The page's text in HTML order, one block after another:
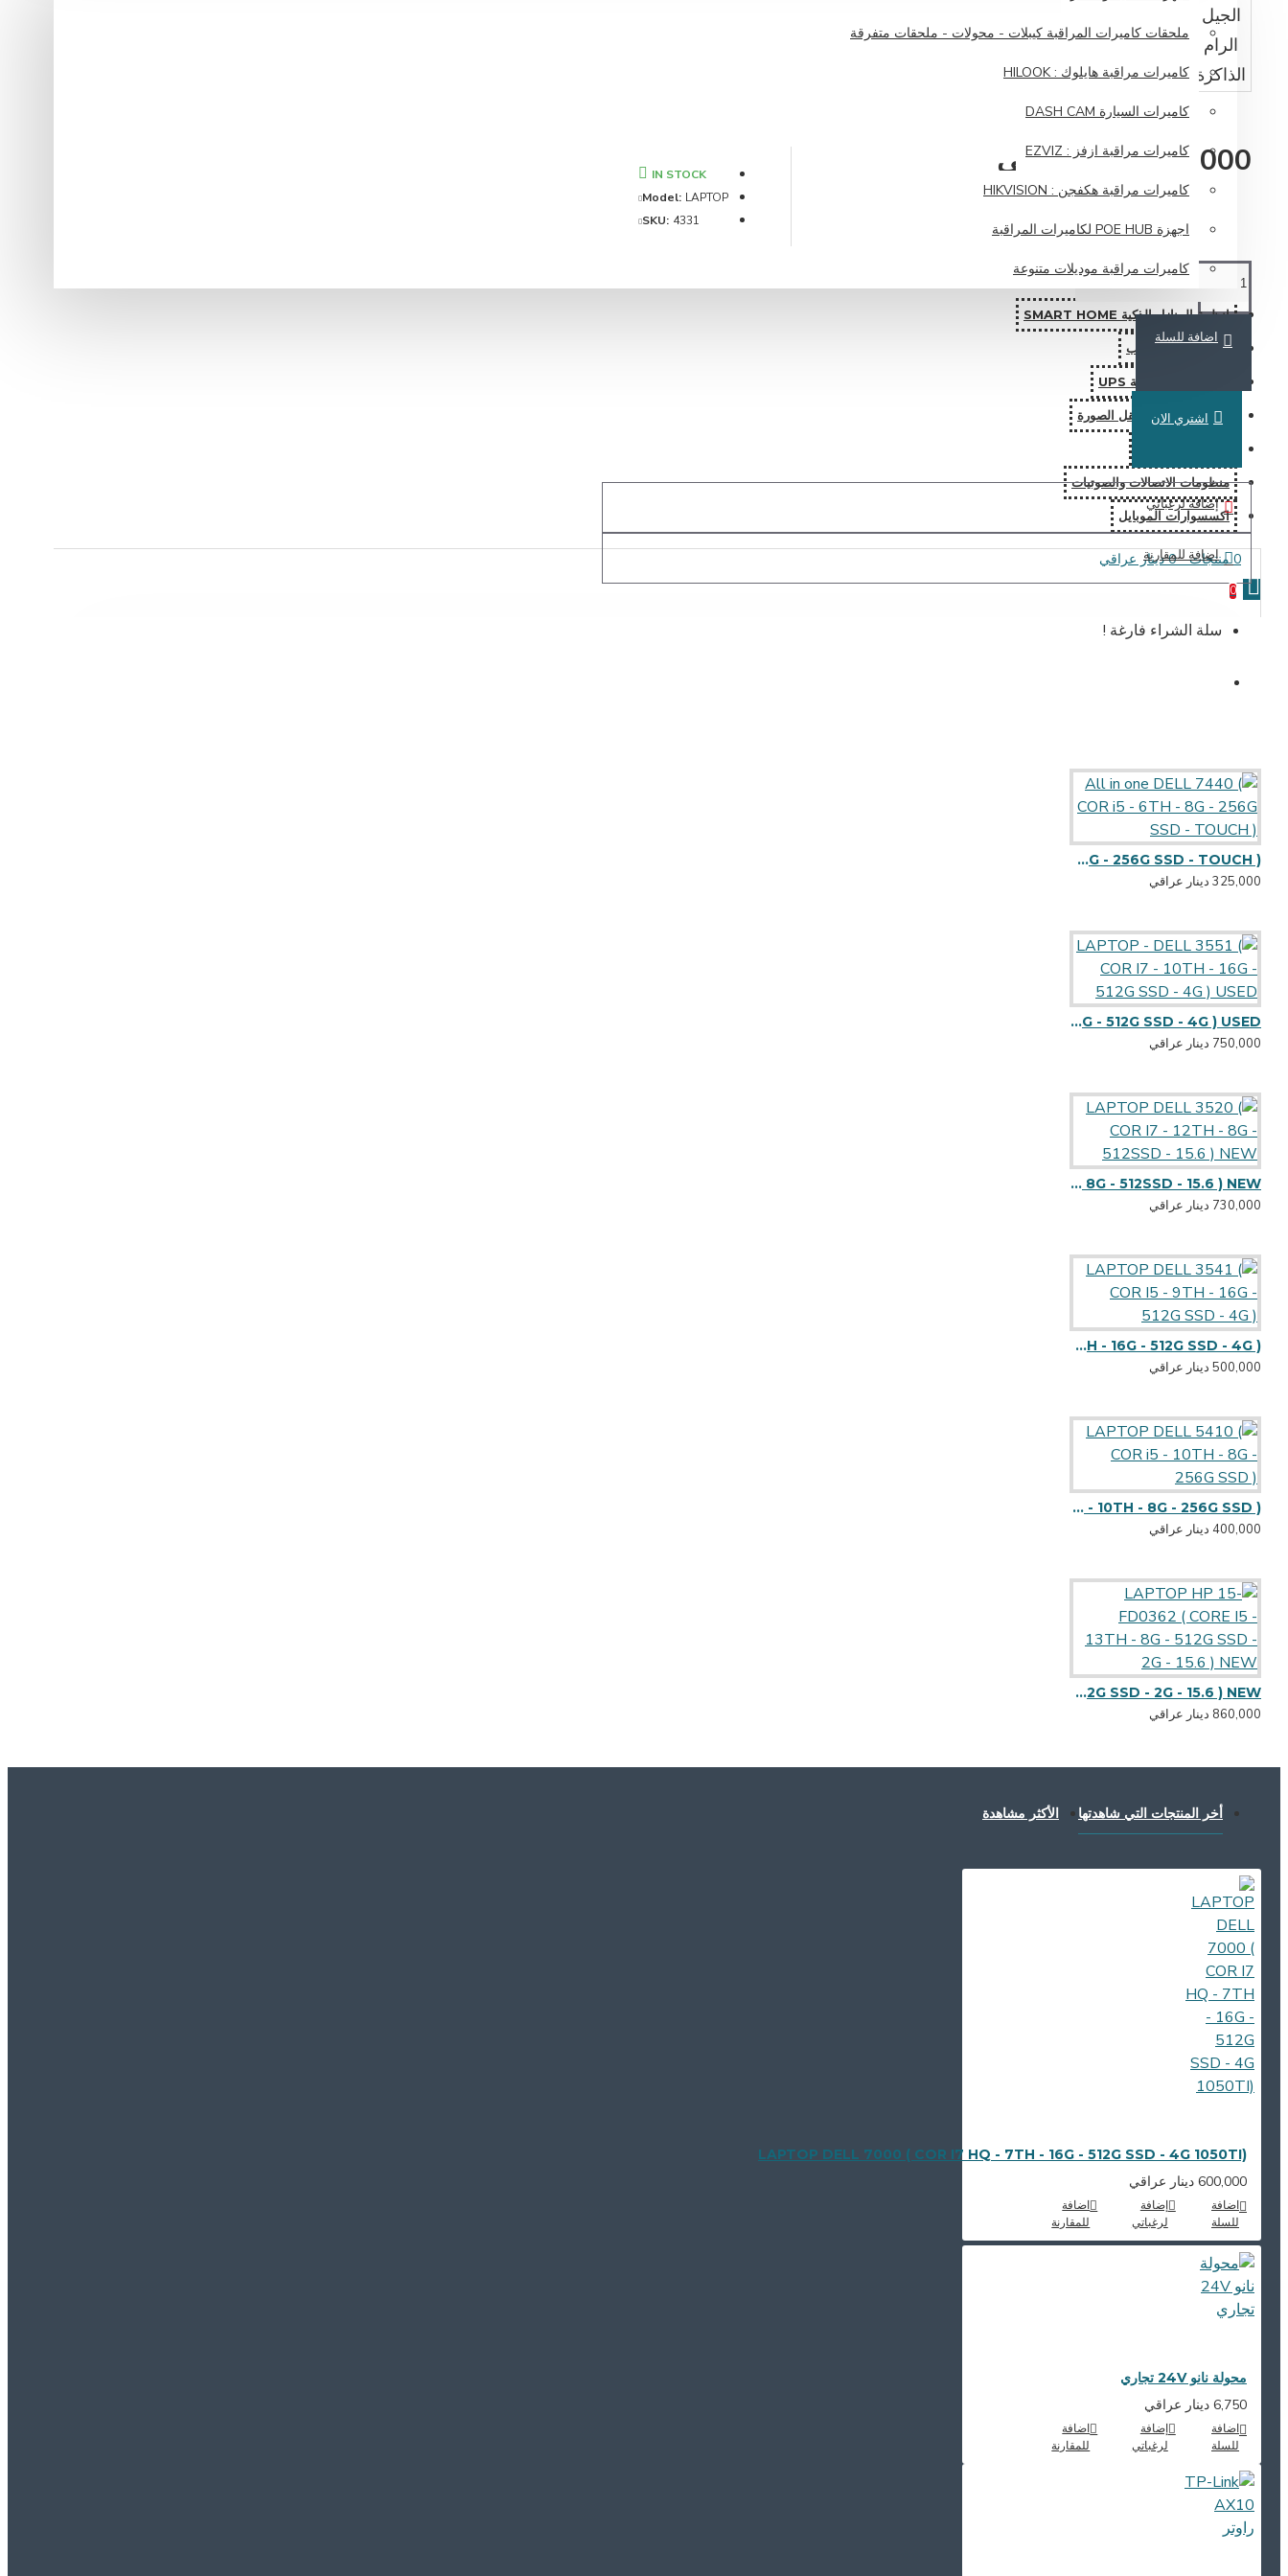
ملحقات كاميرات المراقبة كيبلات - محولات - ملحقات متفرقة
كاميرات مراقبة هايلوك : HILOOK
كاميرات السيارة DASH CAM
كاميرات مراقبة ازفز : EZVIZ
كاميرات مراقبة هكفجن : HIKVISION
اجهزة POE HUB لكاميرات المراقبة
كاميرات مراقبة موديلات متنوعة
انظمة المنازل الذكية SMART HOME
اكسسوارات الالعاب
اجهزة توفير الطاقة UPS
اجهزة الستلايت ونقل الصورة
منظومات الاتصالات والصوتيات
اكسسوارات الموبايل
0 منتجات - 0 دينار عراقي
0
سلة الشراء فارغة !
الجيل
الرام
16G
الذاكرة
512G SSD
600,000 دينار عراقي
IN STOCK
Model: LAPTOP
SKU: 4331
اضافة للسلة
اشتري الان
إضافة لرغباتي
اضافة للمقارنة
All in one DELL 7440 ( COR i5 - 6TH - 8G - 256G SSD - TOUCH )
325,000 دينار عراقي
LAPTOP - DELL 3551 ( COR I7 - 10TH - 16G - 512G SSD - 4G ) USED
750,000 دينار عراقي
LAPTOP DELL 3520 ( COR I7 - 12TH - 8G - 512SSD - 15.6 ) NEW
730,000 دينار عراقي
LAPTOP DELL 3541 ( COR I5 - 9TH - 16G - 512G SSD - 4G )
500,000 دينار عراقي
LAPTOP DELL 5410 ( COR i5 - 10TH - 8G - 256G SSD )
400,000 دينار عراقي
LAPTOP HP 15-FD0362 ( CORE I5 - 13TH - 8G - 512G SSD - 2G - 15.6 ) NEW
860,000 دينار عراقي
أخر المنتجات التي شاهدتها الأكثر مشاهدة
LAPTOP DELL 7000 ( COR I7 HQ - 7TH - 16G - 512G SSD - 4G 1050TI)
600,000 دينار عراقي
اضافة
للسلة
إضافة
لرغباتي
اضافة
للمقارنة
محولة نانو 24V تجاري
6,750 دينار عراقي
اضافة
للسلة
إضافة
لرغباتي
اضافة
للمقارنة